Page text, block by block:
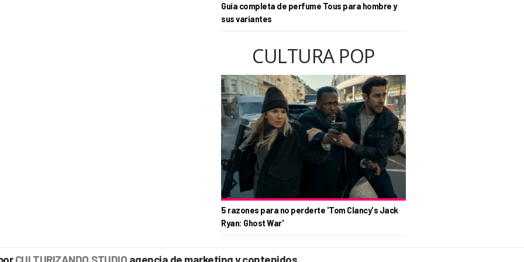
Guía completa de perfume Tous para hombre y
sus variantes
CULTURA POP
5 razones para no perderte 'Tom Clancy's Jack
Ryan: Ghost War'